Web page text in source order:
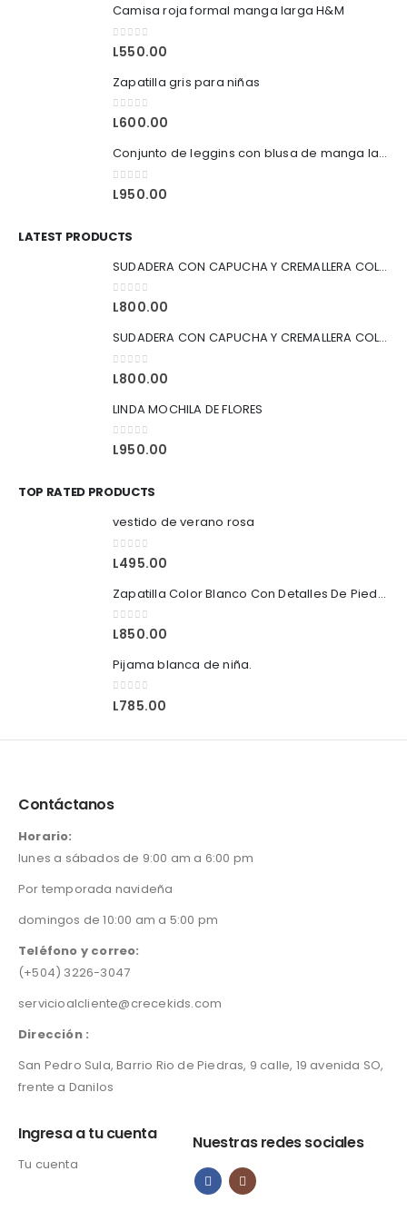
Camisa roja formal manga larga H&M
0 out of 5
L550.00
Zapatilla gris para niñas
0 out of 5
L600.00
Conjunto de leggins con blusa de manga larga Marca old navy
0 out of 5
L950.00
LATEST PRODUCTS
SUDADERA CON CAPUCHA Y CREMALLERA COLOR AZUL
0 out of 5
L800.00
SUDADERA CON CAPUCHA Y CREMALLERA COLOR NEGRO
0 out of 5
L800.00
LINDA MOCHILA DE FLORES
0 out of 5
L950.00
TOP RATED PRODUCTS
vestido de verano rosa
0 out of 5
L495.00
Zapatilla Color Blanco Con Detalles De Piedras.
0 out of 5
L850.00
Pijama blanca de niña.
0 out of 5
L785.00
Contáctanos
Horario:
lunes a sábados de 9:00 am a 6:00 pm
Por temporada navideña
domingos de 10:00 am a 5:00 pm
Teléfono y correo:
(+504) 3226-3047
servicioalcliente@crecekids.com
Dirección :
San Pedro Sula, Barrio Rio de Piedras, 9 calle, 19 avenida SO,
frente a Danilos
Ingresa a tu cuenta
Tu cuenta
Nuestras redes sociales